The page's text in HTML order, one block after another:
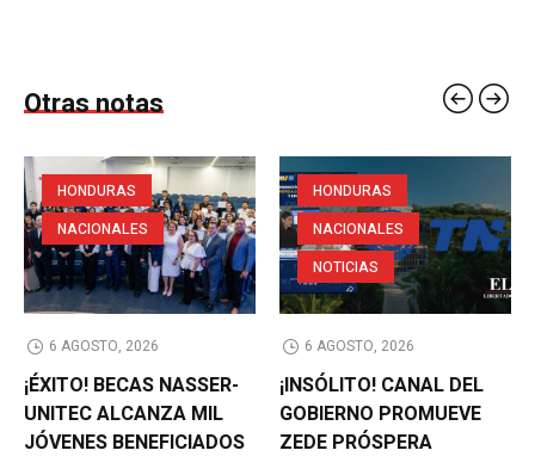
Otras notas
HONDURAS
NACIONALES
6 AGOSTO, 2026
¡ÉXITO! BECAS NASSER-
UNITEC ALCANZA MIL
JÓVENES BENEFICIADOS
HONDURAS
NACIONALES
NOTICIAS
6 AGOSTO, 2026
¡INSÓLITO! CANAL DEL
GOBIERNO PROMUEVE
ZEDE PRÓSPERA